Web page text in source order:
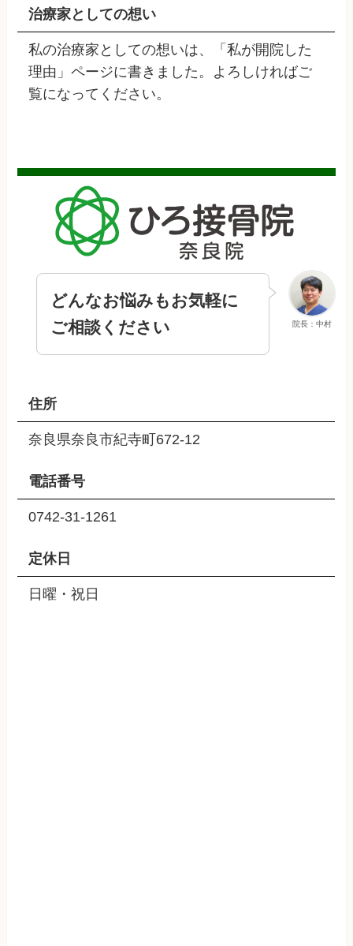
治療家としての想い
私の治療家としての想いは、「私が開院した
理由」ページに書きました。よろしければご
覧になってください。
院長：中村
どんなお悩みもお気軽に
ご相談ください
住所
奈良県奈良市紀寺町672-12
電話番号
0742-31-1261
定休日
日曜・祝日